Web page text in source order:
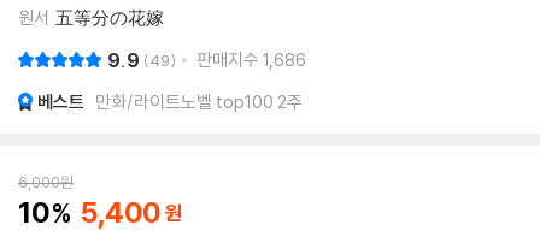
원서 五等分の花嫁
9.9 49 판매지수 1,686
베스트 만화/라이트노벨 top100 2주
6,000원
10 5,400